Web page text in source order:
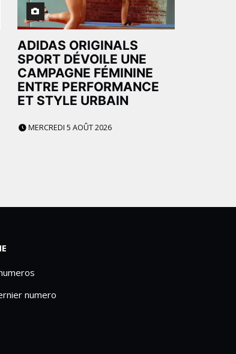
ADIDAS ORIGINALS
SPORT DÉVOILE UNE
CAMPAGNE FÉMININE
ENTRE PERFORMANCE
ET STYLE URBAIN
MERCREDI 5 AOÛT 2026
numero